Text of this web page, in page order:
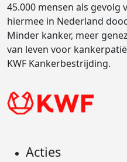
45.000 mensen als gevolg
hiermee in Nederland
Minder kanker, meer
van leven voor
KWF Kankerbestrijding.
Acties